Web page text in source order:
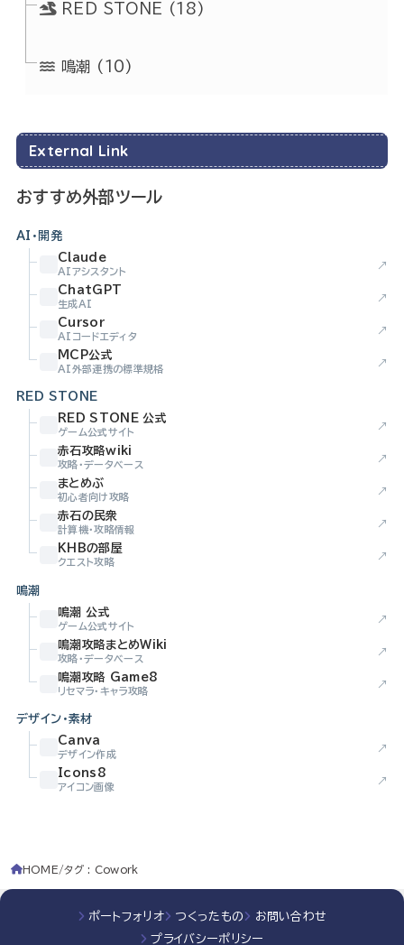
RED STONE (18)
鳴潮 (10)
External Link
おすすめ外部ツール
AI・開発
Claude
AIアシスタント
↗
ChatGPT
生成AI
↗
Cursor
AIコードエディタ
↗
MCP公式
AI外部連携の標準規格
↗
RED STONE
RED STONE 公式
ゲーム公式サイト
↗
赤石攻略wiki
攻略・データベース
↗
まとめぶ
初心者向け攻略
↗
赤石の民衆
計算機・攻略情報
↗
KHBの部屋
クエスト攻略
↗
鳴潮
鳴潮 公式
ゲーム公式サイト
↗
鳴潮攻略まとめWiki
攻略・データベース
↗
鳴潮攻略 Game8
リセマラ・キャラ攻略
↗
デザイン・素材
Canva
デザイン作成
↗
Icons8
アイコン画像
↗
HOME タグ : Cowork
ポートフォリオ つくったもの
お問い合わせ
プライバシーポリシー